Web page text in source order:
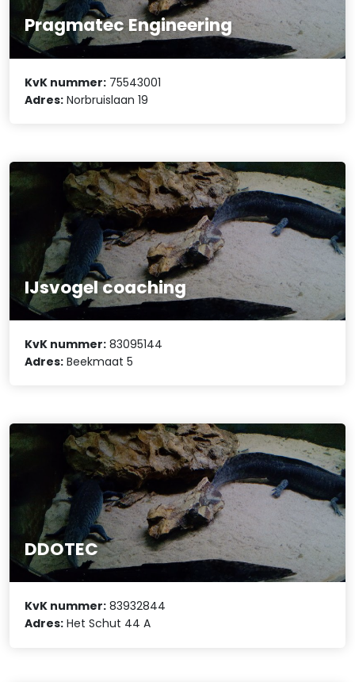
Pragmatec Engineering
KvK nummer: 75543001
Adres: Norbruislaan 19
IJsvogel coaching
KvK nummer: 83095144
Adres: Beekmaat 5
DDOTEC
KvK nummer: 83932844
Adres: Het Schut 44 A